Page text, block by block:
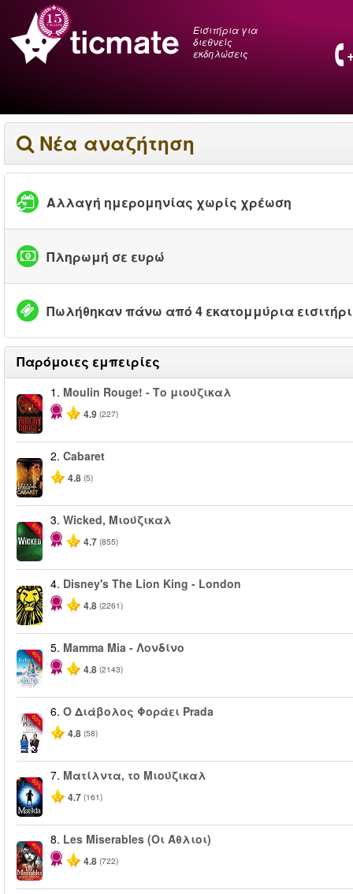
Εισιτήρια για
διεθνείς
εκδηλώσεις
Νέα αναζήτηση
Αλλαγή ημερομηνίας χωρίς χρέωση
Πληρωμή σε ευρώ
Πωλήθηκαν πάνω από 4 εκατομμύρια
Παρόμοιες εμπειρίες
-50%
1. Moulin Rouge! - Το μιούζικαλ
4.9 (227)
2. Cabaret
4.8 (5)
-50%
3. Wicked, Μιούζικαλ
4.7 (855)
4. Disney's The Lion King - London
4.8 (2261)
-40%
5. Mamma Mia - Λονδίνο
4.8 (2143)
-50%
6. Ο Διάβολος Φοράει Prada
4.8 (58)
-50%
7. Ματίλντα, το Μιούζικαλ
4.7 (161)
-40%
8. Les Miserables (Οι Άθλιοι)
4.8 (722)